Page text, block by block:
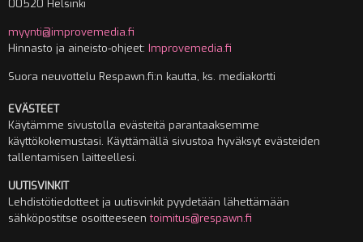
00520 Helsinki
myynti@improvemedia.fi
Hinnasto ja aineisto-ohjeet: Improvemedia.fi
Suora neuvottelu Respawn.fi:n kautta, ks. mediakortti
EVÄSTEET
Käytämme sivustolla evästeitä parantaaksemme
käyttökokemustasi. Käyttämällä sivustoa hyväksyt evästeiden
tallentamisen laitteellesi.
UUTISVINKIT
Lehdistötiedotteet ja uutisvinkit pyydetään lähettämään
sähköpostitse osoitteeseentoimitus@respawn.fi